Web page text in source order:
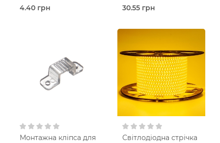
4.40 грн
30.55 грн
Монтажна кліпса для
Світлодіодна стрічка